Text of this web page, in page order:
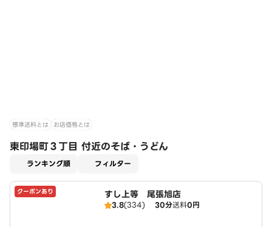
標準送料とは お店価格とは
東印場町３丁目 付近のそば・うどん
ランキング順 フィルター
クーポンあり すし上等 尾張旭店
3.8(334) 30分送料0円